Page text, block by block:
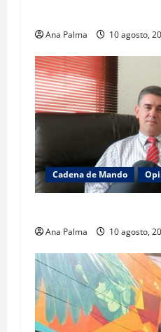
Ana Palma 10 agosto,
Cadena de Mando
Ana Palma 10 agosto,